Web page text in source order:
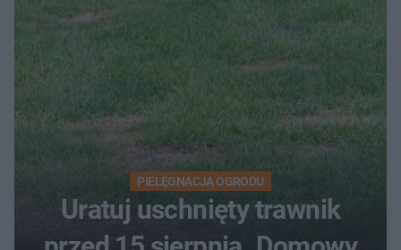
PIELĘGNACJA OGRODU
Uratuj uschnięty trawnik